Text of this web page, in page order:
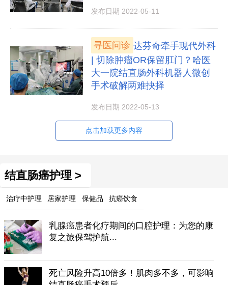
发布日期 2022-05-11
寻医问诊 达芬奇牵手现代外科
| 切除肿瘤OR保留肛门？哈医
大一院结直肠外科机器人微创
手术破解两难抉择
发布日期 2022-05-13
点击加载更多内容
结直肠癌护理 >
治疗中护理 居家护理 保健品 抗癌饮食
乳腺癌患者化疗期间的口腔护理：为您的康
复之旅保驾护航...
死亡风险升高10倍多！肌肉多不多，可影响